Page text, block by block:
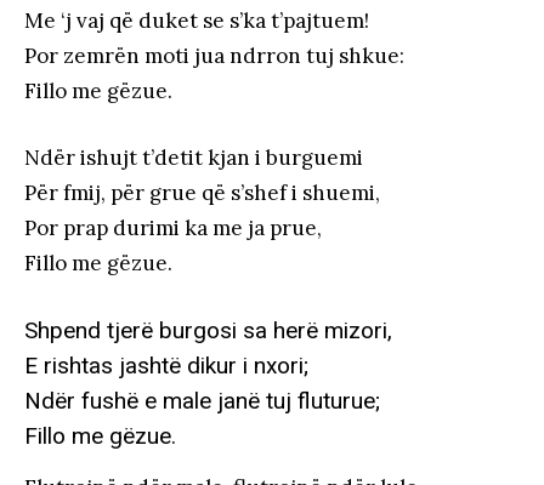
Me ‘j vaj që duket se s’ka t’pajtuem!
Por zemrën moti jua ndrron tuj shkue:
Fillo me gëzue.
Ndër ishujt t’detit kjan i burguemi
Për fmij, për grue që s’shef i shuemi,
Por prap durimi ka me ja prue,
Fillo me gëzue.
Shpend tjerë burgosi sa herë mizori,
E rishtas jashtë dikur i nxori;
Ndër fushë e male janë tuj fluturue;
Fillo me gëzue.